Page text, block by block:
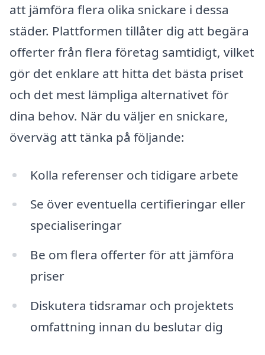
att jämföra flera olika snickare i dessa
städer. Plattformen tillåter dig att begära
offerter från flera företag samtidigt, vilket
gör det enklare att hitta det bästa priset
och det mest lämpliga alternativet för
dina behov. När du väljer en snickare,
överväg att tänka på följande:
Kolla referenser och tidigare arbete
Se över eventuella certifieringar eller
specialiseringar
Be om flera offerter för att jämföra
priser
Diskutera tidsramar och projektets
omfattning innan du beslutar dig